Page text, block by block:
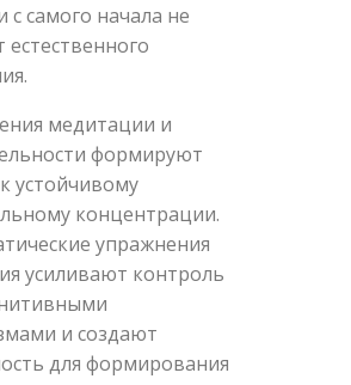
с самого начала не
естественного
медитации и
формируют
устойчивому
концентрации.
упражнения
усиливают контроль
и создают
для формирования